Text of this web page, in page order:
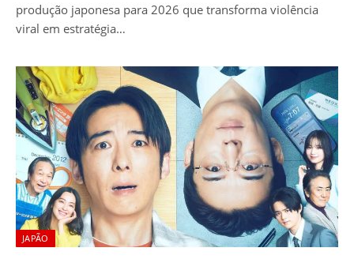
produção japonesa para 2026 que transforma violência
viral em estratégia…
JAPÃO